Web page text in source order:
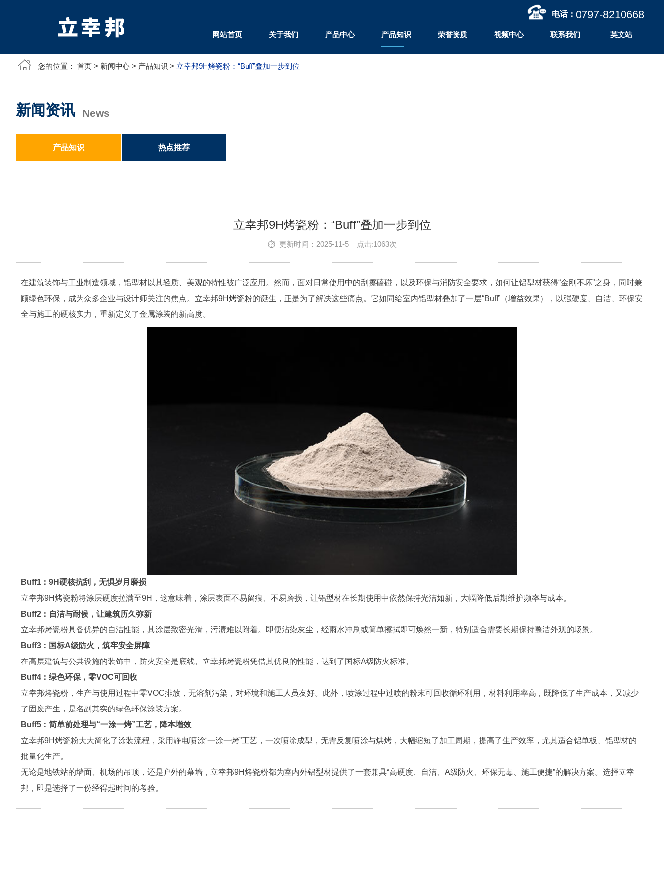
网站首页 关于我们 产品中心 产品知识 荣誉资质 视频中心 联系我们 英文站
电话： 0797-8210668
您的位置： 首页 > 新闻中心 > 产品知识 > 立幸邦9H烤瓷粉：“Buff”叠加一步到位
新闻资讯 News
产品知识 热点推荐
立幸邦9H烤瓷粉：“Buff”叠加一步到位
更新时间：2025-11-5 点击:1063次
在建筑装饰与工业制造领域，铝型材以其轻质、美观的特性被广泛应用。然而，面对日常使用中的刮擦磕碰，以及环保与消防安全要求，如何让铝型材获得“金刚不坏”之身，同时兼
顾绿色环保，成为众多企业与设计师关注的焦点。立幸邦9H烤瓷粉的诞生，正是为了解决这些痛点。它如同给室内铝型材叠加了一层“Buff”（增益效果），以强硬度、自洁、环保安
全与施工的硬核实力，重新定义了金属涂装的新高度。
Buff1：9H硬核抗刮，无惧岁月磨损
立幸邦9H烤瓷粉将涂层硬度拉满至9H，这意味着，涂层表面不易留痕、不易磨损，让铝型材在长期使用中依然保持光洁如新，大幅降低后期维护频率与成本。
Buff2：自洁与耐候，让建筑历久弥新
立幸邦烤瓷粉具备优异的自洁性能，其涂层致密光滑，污渍难以附着。即便沾染灰尘，经雨水冲刷或简单擦拭即可焕然一新，特别适合需要长期保持整洁外观的场景。
Buff3：国标A级防火，筑牢安全屏障
在高层建筑与公共设施的装饰中，防火安全是底线。立幸邦烤瓷粉凭借其优良的性能，达到了国标A级防火标准。
Buff4：绿色环保，零VOC可回收
立幸邦烤瓷粉，生产与使用过程中零VOC排放，无溶剂污染，对环境和施工人员友好。此外，喷涂过程中过喷的粉末可回收循环利用，材料利用率高，既降低了生产成本，又减少
了固废产生，是名副其实的绿色环保涂装方案。
Buff5：简单前处理与“一涂一烤”工艺，降本增效
立幸邦9H烤瓷粉大大简化了涂装流程，采用静电喷涂“一涂一烤”工艺，一次喷涂成型，无需反复喷涂与烘烤，大幅缩短了加工周期，提高了生产效率，尤其适合铝单板、铝型材的
批量化生产。
无论是地铁站的墙面、机场的吊顶，还是户外的幕墙，立幸邦9H烤瓷粉都为室内外铝型材提供了一套兼具“高硬度、自洁、A级防火、环保无毒、施工便捷”的解决方案。选择立幸
邦，即是选择了一份经得起时间的考验。